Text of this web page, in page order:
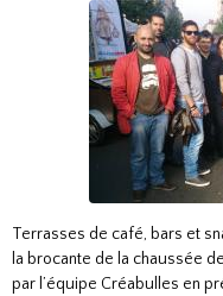
Terrasses de café, bars et
la brocante de la chaussée
par l’équipe Créabulles en